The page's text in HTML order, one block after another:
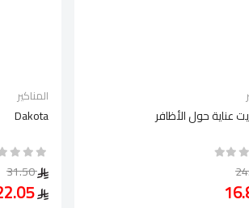
عناية حول الأظافر
المناكير
Dakota
31.50
22.05